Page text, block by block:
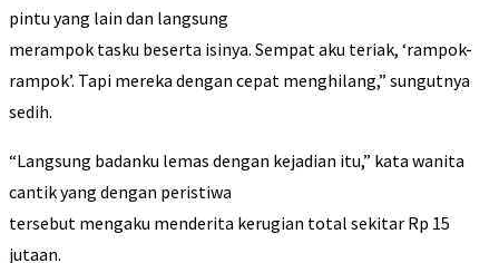
pintu yang lain dan langsung
merampok tasku beserta isinya. Sempat aku teriak, ‘rampok-
rampok’. Tapi mereka dengan cepat menghilang,” sungutnya
sedih.
“Langsung badanku lemas dengan kejadian itu,” kata wanita
cantik yang dengan peristiwa
tersebut mengaku menderita kerugian total sekitar Rp 15
jutaan.